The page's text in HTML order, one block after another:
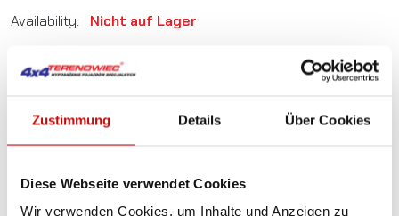
Zustimmung Details Über Cookies
Diese Webseite verwendet Cookies
Wir verwenden Cookies, um Inhalte und Anzeigen zu
Availability: Nicht auf Lager
Artikel-Nr.: TD_TDSP-011
Sie sind sich nicht sicher, welches Produkt
wir beraten Sie gern.
phone +48 12 266 27 54